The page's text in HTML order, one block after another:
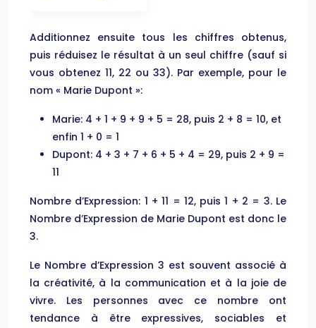
Additionnez ensuite tous les chiffres obtenus,
puis réduisez le résultat à un seul chiffre (sauf si
vous obtenez 11, 22 ou 33). Par exemple, pour le
nom « Marie Dupont »:
Marie: 4 + 1 + 9 + 9 + 5 = 28, puis 2 + 8 = 10, et
enfin 1 + 0 = 1
Dupont: 4 + 3 + 7 + 6 + 5 + 4 = 29, puis 2 + 9 =
11
Nombre d’Expression: 1 + 11 = 12, puis 1 + 2 = 3. Le
Nombre d’Expression de Marie Dupont est donc le
3.
Le Nombre d’Expression 3 est souvent associé à
la créativité, à la communication et à la joie de
vivre. Les personnes avec ce nombre ont
tendance à être expressives, sociables et